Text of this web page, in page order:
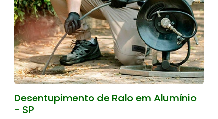
Desentupimento de Ralo em Alumínio
- SP